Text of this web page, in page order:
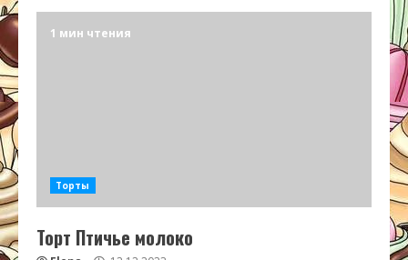
1 мин чтения
Торты
Торт Птичье молоко